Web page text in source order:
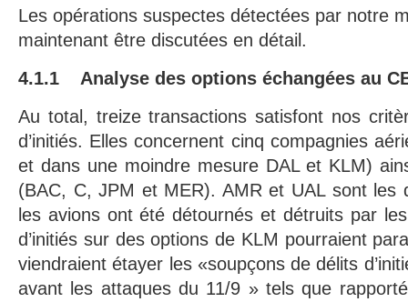
Les opérations suspectes détectées par notre
maintenant être discutées en détail.
4.1.1 Analyse des options échangées au
Au total, treize transactions satisfont nos
d’initiés. Elles concernent cinq compagnies
et dans une moindre mesure DAL et KLM)
(BAC, C, JPM et MER). AMR et UAL sont les
les avions ont été détournés et détruits par
d’initiés sur des options de KLM pourraient
viendraient étayer les «soupçons de délits
avant les attaques du 11/9 » tels que